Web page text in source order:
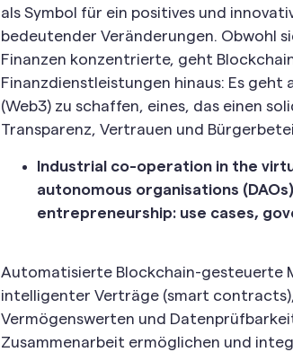
als Symbol für ein positives und
bedeutender Veränderungen. Obwohl
Finanzen konzentrierte, geht
Finanzdienstleistungen hinaus: Es geht
(Web3) zu schaffen, eines, das einen
Transparenz, Vertrauen und
Industrial co-operation in the
autonomous organisations
entrepreneurship: use cases,
Automatisierte Blockchain-gesteuerte
intelligenter Verträge (smart
Vermögenswerten und
Zusammenarbeit ermöglichen und